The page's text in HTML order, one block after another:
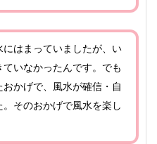
にはまっていましたが、い
ていなかったんです。でも
おかげで、風水が確信・自
そのおかげで風水を楽し